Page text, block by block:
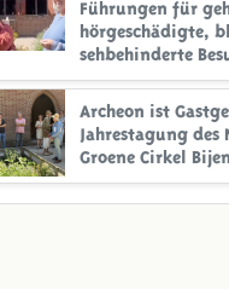
Führungen für
hörgeschädigte,
sehbehinderte
Archeon ist
Jahrestagung des
Groene Cirkel